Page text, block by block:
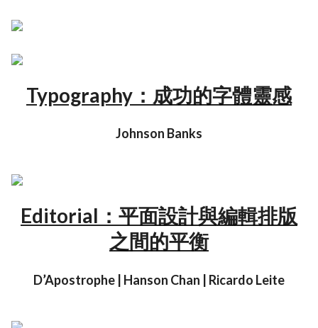
Typography：成功的字體靈感
Johnson Banks
Editorial：平面設計與編輯排版
之間的平衡
D’Apostrophe | Hanson Chan | Ricardo Leite